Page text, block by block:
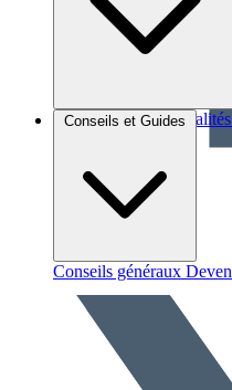
Brèves et actus
Conseils et Guides
Conseils généraux